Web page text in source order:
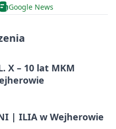
Google News
X – 10 lat MKM
| ILIA w Wejherowie